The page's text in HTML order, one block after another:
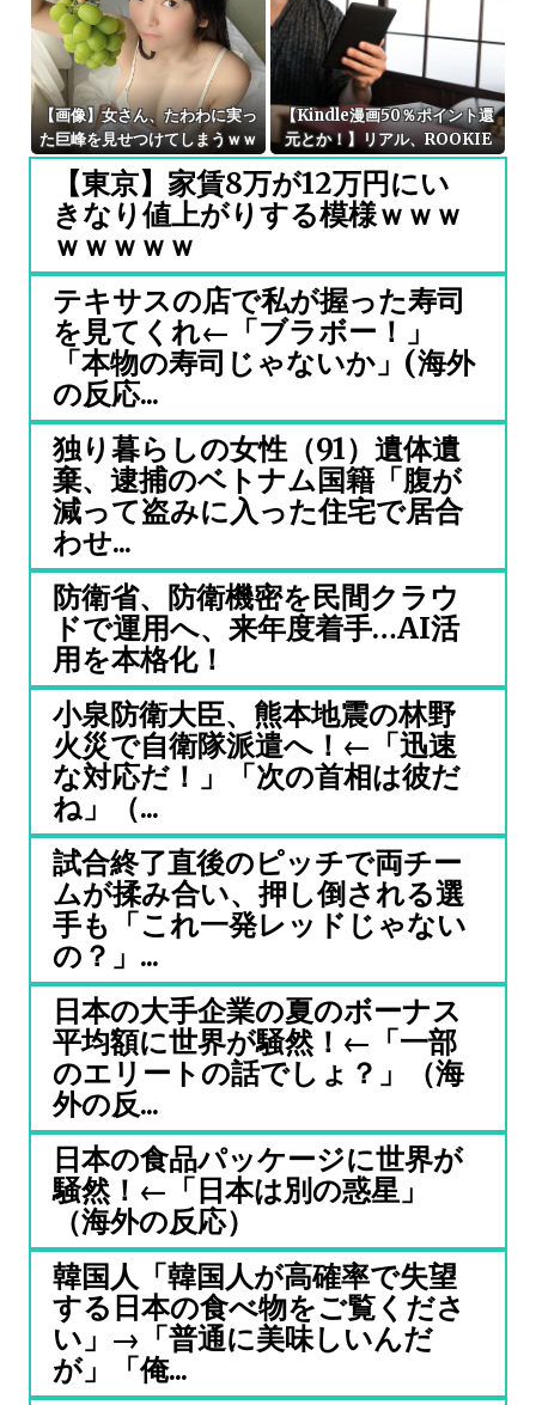
【画像】女さん、たわわに実っ
た巨峰を見せつけてしまうｗｗ
ｗwｗｗｗｗｗｗｗｗ❤
【Kindle漫画50％ポイント還
元とか！】リアル、ROOKIE
S、ホイッスル！、DEARBOY
S、テコンダー朴、バトルスタ
ディーズ、リクドウ、あまんち
ゅ！、ろくでなしブルースなど
【東京】家賃8万が12万円にい
きなり値上がりする模様ｗｗｗ
ｗｗｗｗｗ
テキサスの店で私が握った寿司
を見てくれ←「ブラボー！」
「本物の寿司じゃないか」(海外
の反応...
独り暮らしの女性（91）遺体遺
棄、逮捕のベトナム国籍「腹が
減って盗みに入った住宅で居合
わせ...
防衛省、防衛機密を民間クラウ
ドで運用へ、来年度着手…AI活
用を本格化！
小泉防衛大臣、熊本地震の林野
火災で自衛隊派遣へ！←「迅速
な対応だ！」「次の首相は彼だ
ね」（...
試合終了直後のピッチで両チー
ムが揉み合い、押し倒される選
手も「これ一発レッドじゃない
の？」...
日本の大手企業の夏のボーナス
平均額に世界が騒然！←「一部
のエリートの話でしょ？」（海
外の反...
日本の食品パッケージに世界が
騒然！←「日本は別の惑星」
（海外の反応）
韓国人「韓国人が高確率で失望
する日本の食べ物をご覧くださ
い」→「普通に美味しいんだ
が」「俺...